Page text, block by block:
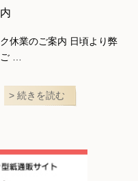
休業のご案内 日頃より弊
…
続きを読む